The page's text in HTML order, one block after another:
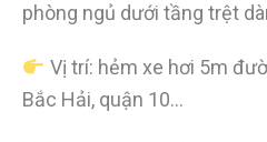
phòng ngủ dưới tầng trệt
Vị trí: hẻm xe hơi 5m
Bắc Hải, quận 10…